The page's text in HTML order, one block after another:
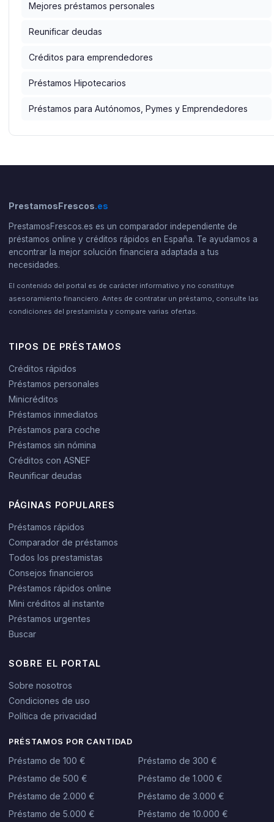
Mejores préstamos personales
Reunificar deudas
Créditos para emprendedores
Préstamos Hipotecarios
Préstamos para Autónomos, Pymes y Emprendedores
PrestamosFrescos.es
PrestamosFrescos.es es un comparador independiente de
préstamos online y créditos rápidos en España. Te ayudamos a
encontrar la mejor solución financiera adaptada a tus
necesidades.
El contenido del portal es de carácter informativo y no constituye
asesoramiento financiero. Antes de contratar un préstamo, consulte las
condiciones del prestamista y compare varias ofertas.
TIPOS DE PRÉSTAMOS
Créditos rápidos
Préstamos personales
Minicréditos
Préstamos inmediatos
Préstamos para coche
Préstamos sin nómina
Créditos con ASNEF
Reunificar deudas
PÁGINAS POPULARES
Préstamos rápidos
Comparador de préstamos
Todos los prestamistas
Consejos financieros
Préstamos rápidos online
Mini créditos al instante
Préstamos urgentes
Buscar
SOBRE EL PORTAL
Sobre nosotros
Condiciones de uso
Política de privacidad
PRÉSTAMOS POR CANTIDAD
Préstamo de 100 €
Préstamo de 300 €
Préstamo de 500 €
Préstamo de 1.000 €
Préstamo de 2.000 €
Préstamo de 3.000 €
Préstamo de 5.000 €
Préstamo de 10.000 €